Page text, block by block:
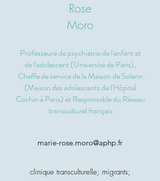
Rose
Moro
Professeure de psychiatrie de l'enfant et
de l'adolescent (Université de Paris),
Cheffe de service de la Maison de Solenn
(Maison des adolescents de l'Hôpital
Cochin à Paris) et Responsable du Réseau
transculturel français
marie-rose.moro@aphp.fr
clinique transculturelle; migrants;